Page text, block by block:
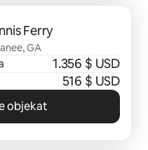
Ferry
GA
1.356 $ USD
516 $ USD
objekat